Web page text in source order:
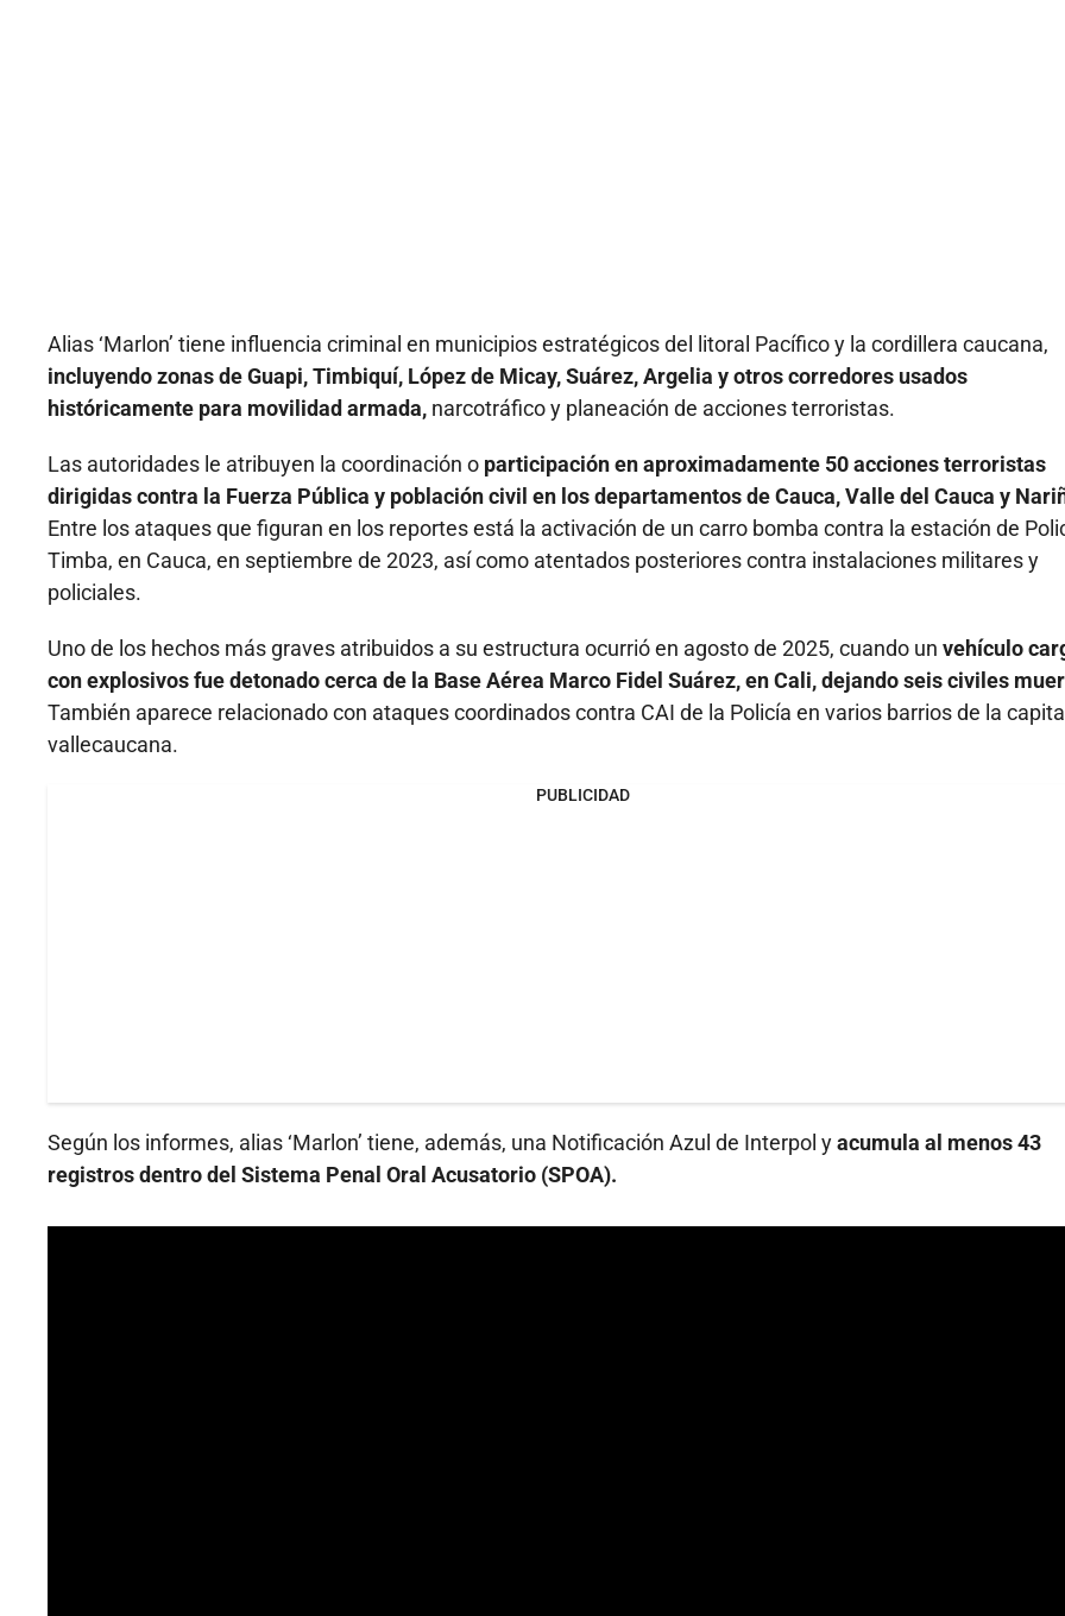
Alias ‘Marlon’ tiene influencia criminal en municipios estratégicos del litoral Pacífico y la cordillera caucana,
incluyendo zonas de Guapi, Timbiquí, López de Micay, Suárez, Argelia y otros corredores usados
históricamente para movilidad armada, narcotráfico y planeación de acciones terroristas.
Las autoridades le atribuyen la coordinación o participación en aproximadamente 50 acciones terroristas
dirigidas contra la Fuerza Pública y población civil en los departamentos de Cauca, Valle del Cauca y
Entre los ataques que figuran en los reportes está la activación de un carro bomba contra la estación de
Timba, en Cauca, en septiembre de 2023, así como atentados posteriores contra instalaciones militares y
policiales.
Uno de los hechos más graves atribuidos a su estructura ocurrió en agosto de 2025, cuando un vehículo
con explosivos fue detonado cerca de la Base Aérea Marco Fidel Suárez, en Cali, dejando seis civiles
También aparece relacionado con ataques coordinados contra CAI de la Policía en varios barrios de la
vallecaucana.
PUBLICIDAD
Según los informes, alias ‘Marlon’ tiene, además, una Notificación Azul de Interpol yacumula al menos 43
registros dentro del Sistema Penal Oral Acusatorio (SPOA).